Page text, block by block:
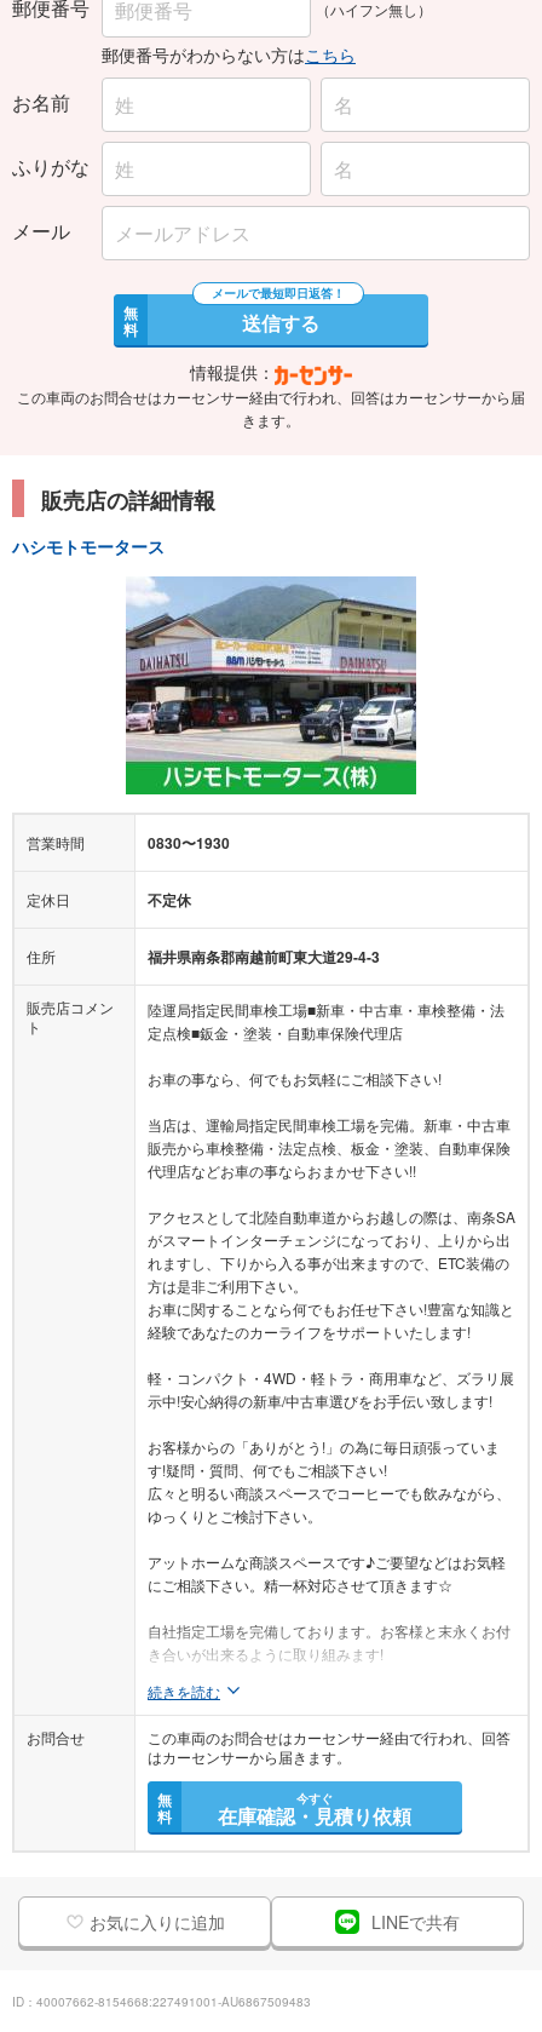
郵便番号 （ハイフン無し）
郵便番号がわからない方はこちら
お名前
ふりがな
メール
無
料 送信する
情報提供：
この車両のお問合せはカーセンサー経由で行われ、回答はカーセンサーから届
きます。
販売店の詳細情報
ハシモトモータース
営業時間 0830〜1930
定休日 不定休
住所 福井県南条郡南越前町東大道29-4-3
販売店コメン
ト
陸運局指定民間車検工場■新車・中古車・車検整備・法
定点検■鈑金・塗装・自動車保険代理店
お車の事なら、何でもお気軽にご相談下さい!
当店は、運輸局指定民間車検工場を完備。新車・中古車
販売から車検整備・法定点検、板金・塗装、自動車保険
代理店などお車の事ならおまかせ下さい!!
アクセスとして北陸自動車道からお越しの際は、南条SA
がスマートインターチェンジになっており、上りから出
れますし、下りから入る事が出来ますので、ETC装備の
方は是非ご利用下さい。
お車に関することなら何でもお任せ下さい!豊富な知識と
経験であなたのカーライフをサポートいたします!
軽・コンパクト・4WD・軽トラ・商用車など、ズラリ展
示中!安心納得の新車/中古車選びをお手伝い致します!
お客様からの「ありがとう!」の為に毎日頑張っていま
す!疑問・質問、何でもご相談下さい!
広々と明るい商談スペースでコーヒーでも飲みながら、
ゆっくりとご検討下さい。
アットホームな商談スペースです♪ご要望などはお気軽
にご相談下さい。精一杯対応させて頂きます☆
自社指定工場を完備しております。お客様と末永くお付
き合いが出来るように取り組みます!
続きを読む
お問合せ
この車両のお問合せはカーセンサー経由で行われ、回答
はカーセンサーから届きます。
無
料
今すぐ
在庫確認・見積り依頼
お気に入りに追加 LINEで共有
ID：40007662-8154668:227491001-AU6867509483